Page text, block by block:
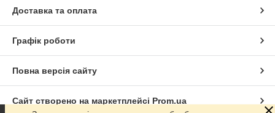
Доставка та оплата
Графік роботи
Повна версія сайту
Сайт створено на маркетплейсі Prom.ua